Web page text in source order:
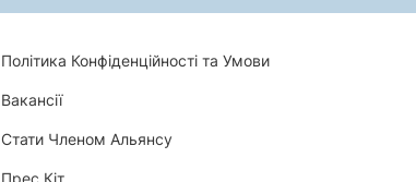
Політика Конфіденційності та Умови
Вакансії
Стати Членом Альянсу
Прес Кіт